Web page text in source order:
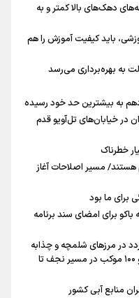
دهک‌های بالا کمتر و به
باید کیفیت آموزش را هم
به بهره‌برداری می‌رسد
به بیشترین حد خود رسیده
ایران در خیابان‌های تل‌آویو قدم
خطرناک
مسیر اصلاحات آغاز
برای ما بود
باکو برای امضای سند برنامه
دو میلیون و ۱۷۰ هزار تردد در مرزهای شلمچه و چذابه
ثبت شد / برپایی هزار موکب در خوزستان و ۱۰۰ موکب در مسیر نجف تا
منابع آبی کشور